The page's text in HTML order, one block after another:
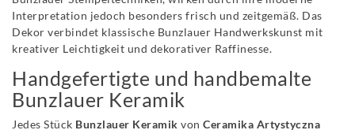
Interpretation jedoch besonders frisch und zeitgemäß. Das
Dekor verbindet klassische Bunzlauer Handwerkskunst mit
kreativer Leichtigkeit und dekorativer Raffinesse.
Handgefertigte und handbemalte
Bunzlauer Keramik
Jedes Stück Bunzlauer Keramik von Ceramika Artystyczna